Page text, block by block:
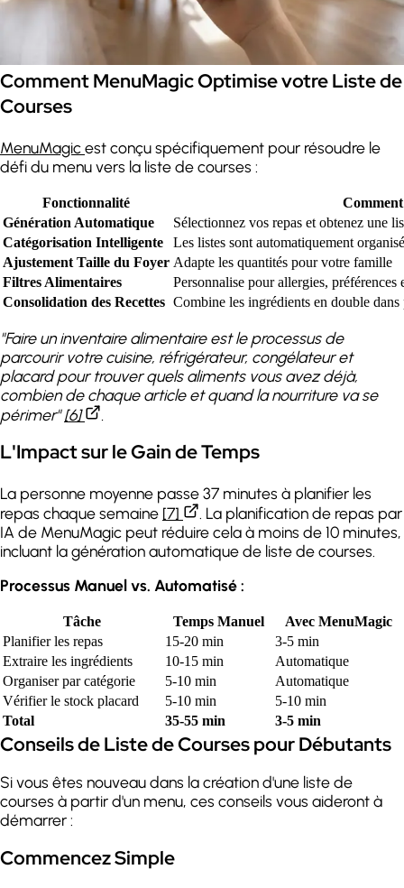
Comment MenuMagic Optimise votre Liste de
Courses
MenuMagicest conçu spécifiquement pour résoudre le
défi du menu vers la liste de courses :
Fonctionnalité
Génération Automatique
Sélectionnez vos repas et obtenez une
Catégorisation Intelligente
Les listes sont automatiquement
Ajustement Taille du Foyer Adapte les quantités pour votre famille
Filtres Alimentaires
Personnalise pour allergies, préférences
Consolidation des Recettes Combine les ingrédients en double dans
"Faire un inventaire alimentaire est le processus de
parcourir votre cuisine, réfrigérateur, congélateur et
placard pour trouver quels aliments vous avez déjà,
combien de chaque article et quand la nourriture va se
périmer"[6]
L'Impact sur le Gain de Temps
La personne moyenne passe 37 minutes à planifier les
repas chaque semaine [7]
. La planification de repas par
IA de MenuMagic peut réduire cela à moins de 10 minutes,
incluant la génération automatique de liste de courses.
Processus Manuel vs. Automatisé :
Tâche Temps Manuel
Avec MenuMagic
Planifier les repas
15-20 min
3-5 min
Extraire les ingrédients
10-15 min
Automatique
Organiser par catégorie
5-10 min
Automatique
Vérifier le stock placard
5-10 min
5-10 min
Total
35-55 min 3-5 min
Conseils de Liste de Courses pour Débutants
Si vous êtes nouveau dans la création d'une liste de
courses à partir d'un menu, ces conseils vous aideront à
démarrer :
Commencez Simple